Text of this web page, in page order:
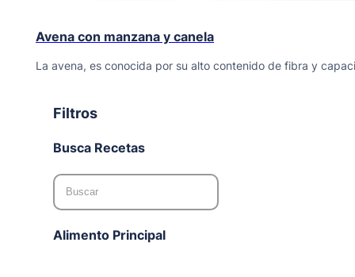
Avena con manzana y canela
La avena, es conocida por su alto contenido de fibra y
Filtros
Busca Recetas
Alimento Principal